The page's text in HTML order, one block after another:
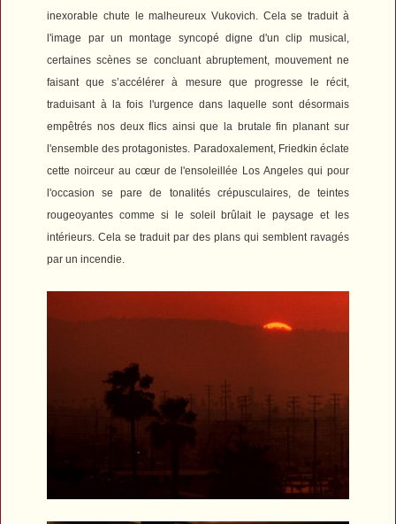
inexorable chute le malheureux Vukovich. Cela se traduit à
l'image par un montage syncopé digne d'un clip musical,
certaines scènes se concluant abruptement, mouvement ne
faisant que s’accélérer à mesure que progresse le récit,
traduisant à la fois l'urgence dans laquelle sont désormais
empêtrés nos deux flics ainsi que la brutale fin planant sur
l'ensemble des protagonistes. Paradoxalement, Friedkin éclate
cette noirceur au cœur de l'ensoleillée Los Angeles qui pour
l'occasion se pare de tonalités crépusculaires, de teintes
rougeoyantes comme si le soleil brûlait le paysage et les
intérieurs. Cela se traduit par des plans qui semblent ravagés
par un incendie.